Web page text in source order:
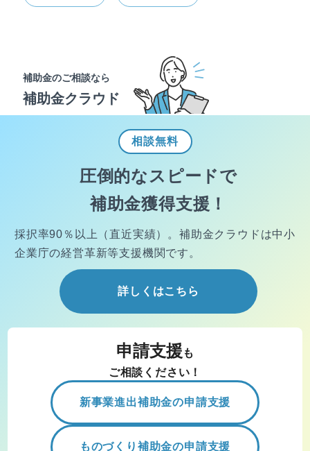
補助金のご相談なら
補助金クラウド
相談無料
圧倒的なスピードで
補助金獲得支援！
採択率90％以上（直近実績）。 補助金クラウドは中小
企業庁の経営革新等支援機関です。
詳しくはこちら
申請支援 も
ご相談ください！
新事業進出補助金の申請支援
ものづくり補助金の申請支援